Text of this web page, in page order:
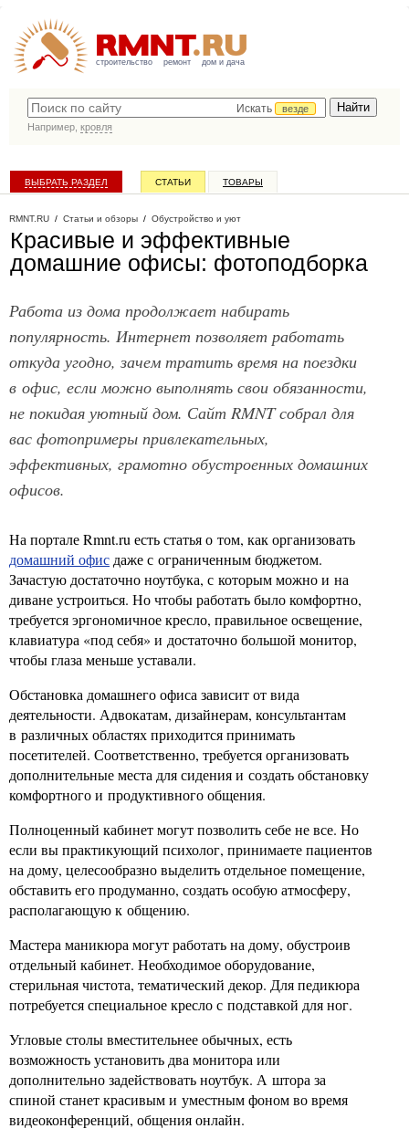
строительство ремонт дом и дача
Искать
везде
Например, кровля
ВЫБРАТЬ РАЗДЕЛ СТАТЬИ ТОВАРЫ
RMNT.RU / Статьи и обзоры / Обустройство и уют
Красивые и эффективные
домашние офисы: фотоподборка
Работа из дома продолжает набирать
популярность. Интернет позволяет работать
откуда угодно, зачем тратить время на поездки
в офис, если можно выполнять свои обязанности,
не покидая уютный дом. Сайт RMNT собрал для
вас фотопримеры привлекательных,
эффективных, грамотно обустроенных домашних
офисов.
На портале Rmnt.ru есть статья о том, как организовать
домашний офис даже с ограниченным бюджетом.
Зачастую достаточно ноутбука, с которым можно и на
диване устроиться. Но чтобы работать было комфортно,
требуется эргономичное кресло, правильное освещение,
клавиатура «под себя» и достаточно большой монитор,
чтобы глаза меньше уставали.
Обстановка домашнего офиса зависит от вида
деятельности. Адвокатам, дизайнерам, консультантам
в различных областях приходится принимать
посетителей. Соответственно, требуется организовать
дополнительные места для сидения и создать обстановку
комфортного и продуктивного общения.
Полноценный кабинет могут позволить себе не все. Но
если вы практикующий психолог, принимаете пациентов
на дому, целесообразно выделить отдельное помещение,
обставить его продуманно, создать особую атмосферу,
располагающую к общению.
Мастера маникюра могут работать на дому, обустроив
отдельный кабинет. Необходимое оборудование,
стерильная чистота, тематический декор. Для педикюра
потребуется специальное кресло с подставкой для ног.
Угловые столы вместительнее обычных, есть
возможность установить два монитора или
дополнительно задействовать ноутбук. А штора за
спиной станет красивым и уместным фоном во время
видеоконференций, общения онлайн.